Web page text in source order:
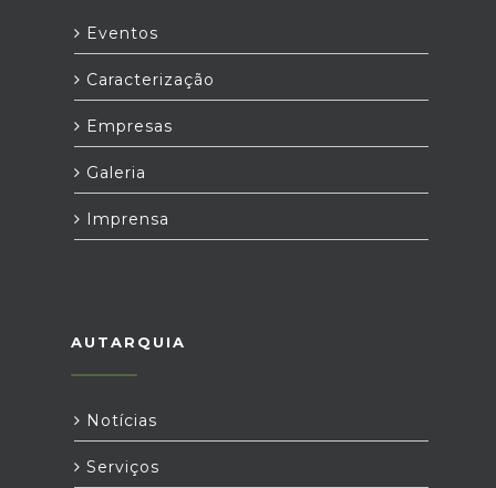
Eventos
Caracterização
Empresas
Galeria
Imprensa
AUTARQUIA
Notícias
Serviços